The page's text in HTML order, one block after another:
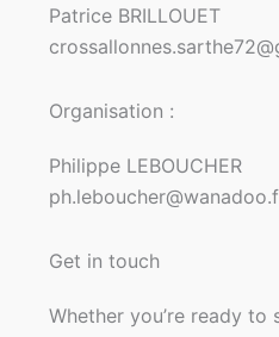
Patrice BRILLOUET
Organisation :
Philippe LEBOUCHER
Get in touch
Whether you’re ready